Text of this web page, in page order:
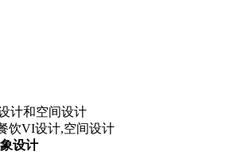
计和空间设计
饮VI设计,空间设计
设计